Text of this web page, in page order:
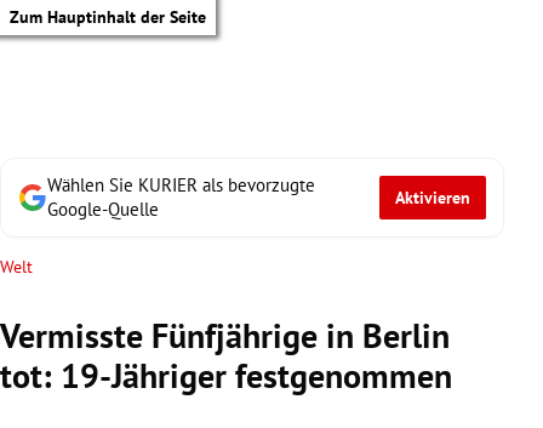
Zum Hauptinhalt der Seite
Wählen Sie KURIER als bevorzugte
Google-Quelle
Aktivieren
Welt
Vermisste Fünfjährige in Berlin
tot: 19-Jähriger festgenommen